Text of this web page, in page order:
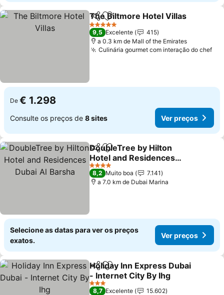
PartilharAdicionar aos favoritos
The Biltmore Hotel Villas
5 Estrelas
9,5 Excelente
415
a 0.3 km de Mall of the Emirates
Culinária gourmet com interação do chef
De € 1.298
Consulte os preços de 8 sites Ver preços
PartilharAdicionar aos favoritos
DoubleTree by Hilton
Hotel and Residences
Dubai Al Barsha
4 Estrelas
8,2 Muito boa
7.141
a 7.0 km de Dubai Marina
Selecione as datas para ver os preços
exatos.
Ver preços
PartilharAdicionar aos favoritos
Holiday Inn Express Dubai
- Internet City By Ihg
3 Estrelas
8,7 Excelente
15.602